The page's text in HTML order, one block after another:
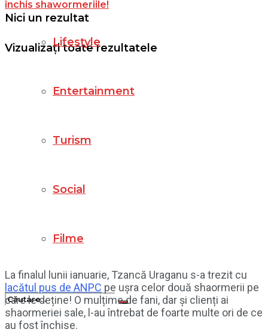
Nici un rezultat
Vizualizați toate rezultatele
Lifestyle
Entertainment
Turism
Social
Filme
La finalul lunii ianuarie, Tzancă Uraganu s-a trezit cu
lacătul pus de ANPC pe ușra celor două shaormerii pe
care le deține! O mulțime de fani, dar și clienți ai
shaormeriei sale, l-au întrebat de foarte multe ori de ce
au fost închise.